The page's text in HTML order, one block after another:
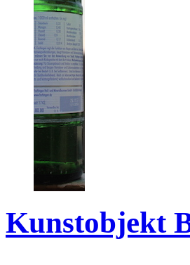
Kunstobjekt